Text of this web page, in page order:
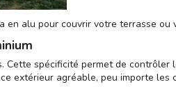
en alu pour couvrir votre terrasse ou
spécificité permet de
extérieur agréable, peu importe